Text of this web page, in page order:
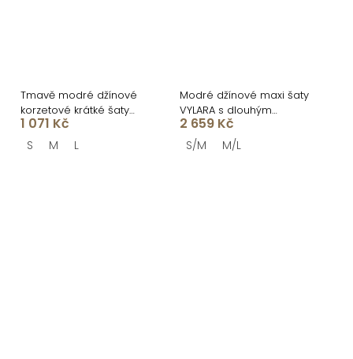
Tmavě modré džínové
korzetové krátké šaty
PHONIC
1 071 Kč
S M L
Modré džínové maxi šaty
VYLARA s dlouhým
rukávem
2 659 Kč
S/M M/L